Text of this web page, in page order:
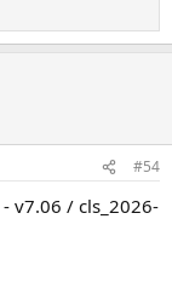
#54
- v7.06 / cls_2026-